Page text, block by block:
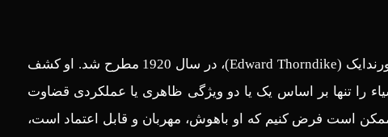
(Halo Effect) اولین بار توسط روان‌شناس آمریکایی، ادوارد ثورندایک (Edward Thorndike)، در سال 1920 مطرح شد. او کشف
را تنها بر اساس یک یا دو ویژگی ظاهری یا عملکردی قضاوت
است فرض کنیم که او باهوش، مهربان و قابل اعتماد است،